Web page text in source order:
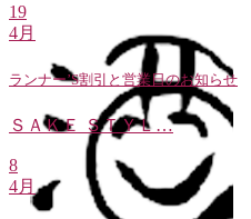
19
4月
ランナー’S割引と営業日のお知らせ
ＳＡＫＥ ＳＴＹＬ…
8
4月